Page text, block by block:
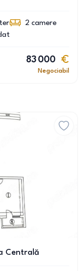
2 camere
83 000
Negociabil
Centrală